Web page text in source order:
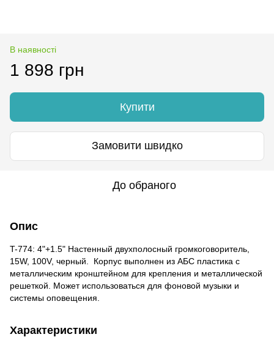
В наявності
1 898 грн
Купити
Замовити швидко
До обраного
Опис
T-774: 4"+1.5" Настенный двухполосный громкоговоритель,
15W, 100V, черный. Корпус выполнен из АБС пластика с
металлическим кронштейном для крепления и металлической
решеткой. Может использоваться для фоновой музыки и
системы оповещения.
Характеристики